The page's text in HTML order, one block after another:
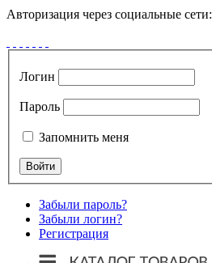
Авторизация через социальные сети:
Логин
Пароль
Запомнить меня
Забыли пароль?
Забыли логин?
Регистрация